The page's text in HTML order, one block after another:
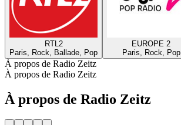
RTL2
Paris, Rock, Ballade, Pop
EUROPE 2
Paris, Rock, Pop
À propos de Radio Zeitz
À propos de Radio Zeitz
À propos de Radio Zeitz